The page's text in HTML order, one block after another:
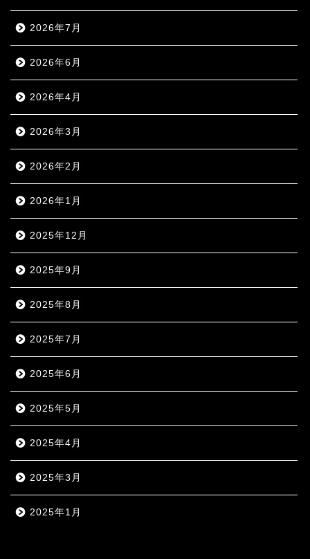
2026年7月
2026年6月
2026年4月
2026年3月
2026年2月
2026年1月
2025年12月
2025年9月
2025年8月
2025年7月
2025年6月
2025年5月
2025年4月
2025年3月
2025年1月